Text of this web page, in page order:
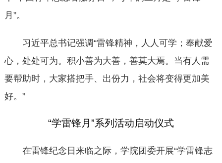
月”。
习近平总书记强调“雷锋精神，人人可学；奉献爱
心，处处可为。积小善为大善，善莫大焉。当有人需
要帮助时，大家搭把手、出份力，社会将变得更加美
好。”
“学雷锋月”系列活动启动仪式
在雷锋纪念日来临之际，学院团委开展“学雷锋志